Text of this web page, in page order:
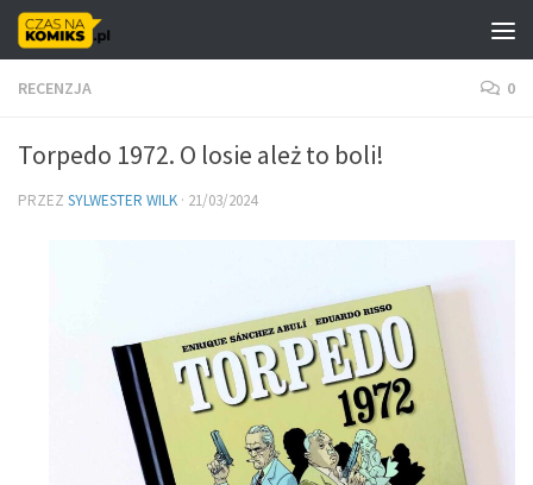
Skip to content
RECENZJA 0
Torpedo 1972. O losie ależ to boli!
PRZEZ SYLWESTER WILK · 21/03/2024